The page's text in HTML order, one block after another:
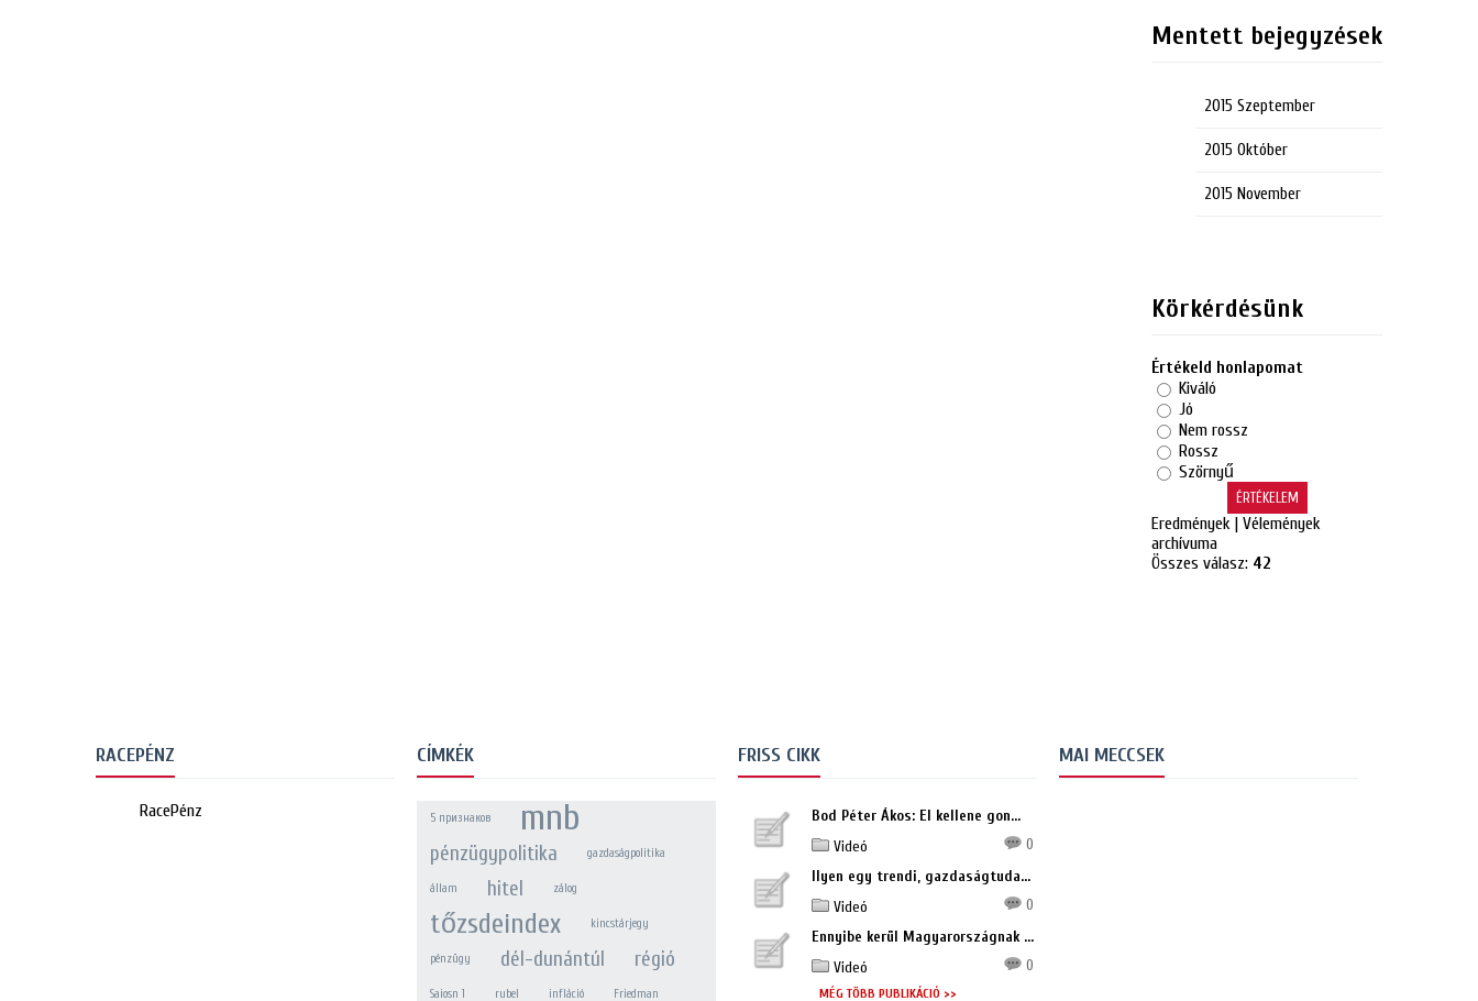
Mentett bejegyzések
2015 Szeptember
2015 Október
2015 November
Körkérdésünk
Értékeld honlapomat
Kiváló
Jó
Nem rossz
Rossz
Szörnyű
Eredmények | Vélemények
archívuma
Összes válasz: 42
RACEPÉNZ
RacePénz
CÍMKÉK
5 признаков mnb
pénzügypolitika gazdaságpolitika
állam hitel zálog
tőzsdeindex kincstárjegy
pénzügy dél-dunántúl régió
Saiosn 1 rubel infláció Friedman
FRISS CIKK
Bod Péter Ákos: El kellene gon...
Videó
0
Ilyen egy trendi, gazdaságtuda...
Videó
0
Ennyibe kerül Magyarországnak ...
Videó
0
MÉG TÖBB PUBLIKÁCIÓ >>
MAI MECCSEK